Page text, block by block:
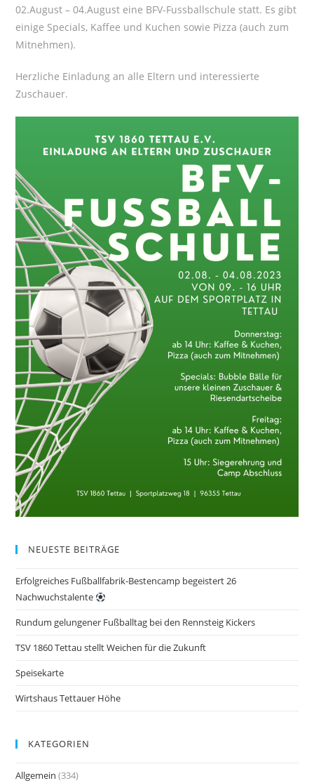
02.August – 04.August eine BFV-Fussballschule statt. Es gibt
einige Specials, Kaffee und Kuchen sowie Pizza (auch zum
Mitnehmen).
Herzliche Einladung an alle Eltern und interessierte
Zuschauer.
NEUESTE BEITRÄGE
Erfolgreiches Fußballfabrik-Bestencamp begeistert 26
Nachwuchstalente
Rundum gelungener Fußballtag bei den Rennsteig Kickers
TSV 1860 Tettau stellt Weichen für die Zukunft
Speisekarte
Wirtshaus Tettauer Höhe
KATEGORIEN
Allgemein (334)